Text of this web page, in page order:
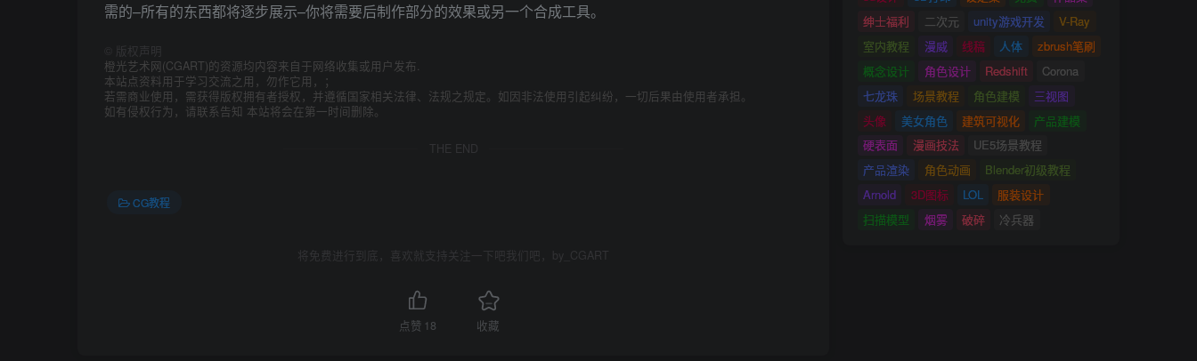
需的–所有的东西都将逐步展示–你将需要后制作部分的效果或另一个合成工具。
版权声明
橙光艺术网(CGART)的资源均内容来自于网络收集或用户发布.
本站点资料用于学习交流之用，勿作它用，；
若需商业使用，需获得版权拥有者授权，并遵循国家相关法律、法规之规定。如因非法使用引起纠纷，一切后果由使用者承担。
如有侵权行为，请联系告知 本站将会在第一时间删除。
THE END
CG教程
将免费进行到底，喜欢就支持关注一下吧我们吧，by_CGART
点赞 18 收藏
绅士福利
二次元 unity游戏开发
V-Ray
室内教程
漫威 线稿 人体
zbrush笔刷
概念设计
角色设计 Redshift
Corona
七龙珠
场景教程 角色建模
三视图
头像
美女角色 建筑可视化
产品建模
硬表面
漫画技法
UE5场景教程
产品渲染
角色动画
Blender初级教程
Arnold
3D图标 LOL
服装设计
扫描模型
烟雾 破碎 冷兵器